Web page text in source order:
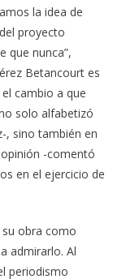
la idea de
proyecto
que nunca”,
Betancourt es
cambio a que
solo alfabetizó
, sino también en
-comentó
en el ejercicio de
obra como
admirarlo. Al
periodismo